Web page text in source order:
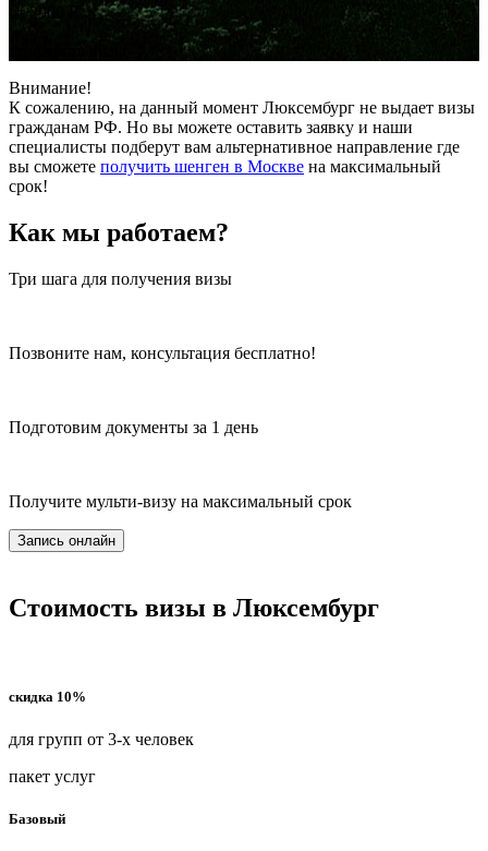
от 2900
Внимание!
К сожалению, на данный момент Люксембург не выдает визы
гражданам РФ. Но вы можете оставить заявку и наши
специалисты подберут вам альтернативное направление где
вы сможете получить шенген в Москве на максимальный
срок!
Как мы работаем?
Три шага для получения визы
Позвоните нам, консультация бесплатно!
Подготовим документы за 1 день
Получите мульти-визу на максимальный срок
Запись онлайн
Стоимость визы в Люксембург
скидка 10%
для групп от 3-х человек
пакет услуг
Базовый